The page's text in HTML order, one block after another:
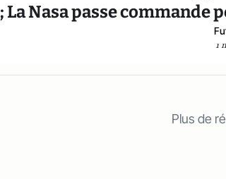
; La Nasa passe commande
1
Plus de